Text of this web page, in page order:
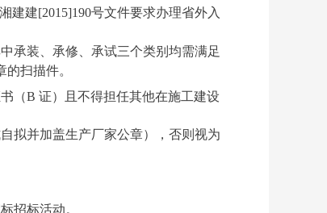
建建[2015]190号文件要求办理省外入
承装、承修、承试三个类别均需满足
扫描件。
（B 证）且不得担任其他在施工建设
拟并加盖生产厂家公章），否则视为
招标活动。